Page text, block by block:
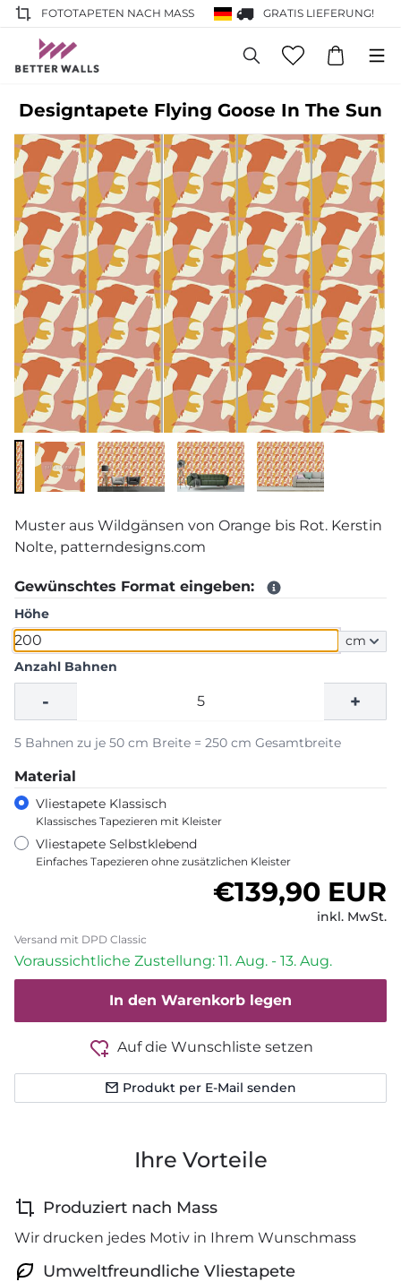
FOTOTAPETEN NACH MASS GRATIS LIEFERUNG!
Designtapete Flying Goose In The Sun
Muster aus Wildgänsen von Orange bis Rot. Kerstin
Nolte, patterndesigns.com
Gewünschtes Format eingeben:
Höhe
cm
Anzahl Bahnen
- +
5 Bahnen zu je 50 cm Breite = 250 cm Gesamtbreite
Material
Vliestapete Klassisch
Klassisches Tapezieren mit Kleister
Vliestapete Selbstklebend
Einfaches Tapezieren ohne zusätzlichen Kleister
Normaler
€139,90 EUR
inkl. MwSt.
Versand mit DPD Classic
Voraussichtliche Zustellung: 11. Aug. - 13. Aug.
In den Warenkorb legen
Auf die Wunschliste setzen
Produkt per E-Mail senden
Ihre Vorteile
Produziert nach Mass
Wir drucken jedes Motiv in Ihrem Wunschmass
Umweltfreundliche Vliestapete